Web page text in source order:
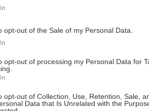
opt-out of the Sale of my Personal Data.
opt-out of processing my Personal Data for
opt-out of Collection, Use, Retention, Sale,
Data that Is Unrelated with the